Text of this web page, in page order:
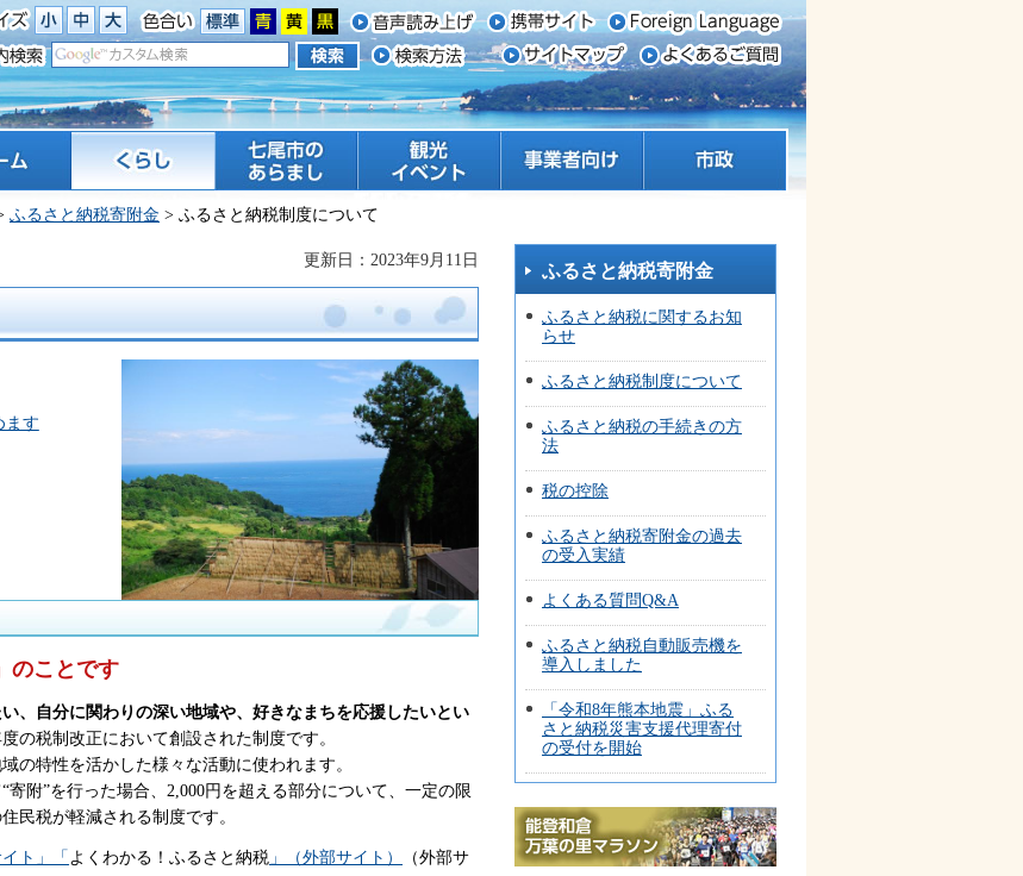
くらし 七尾市のあらまし 観光 イベント
ふるさと納税寄附金 > ふるさと納税制度について
更新日：2023年9月11日
ます
のことです
、自分に関わりの深い地域や、好きなまちを応援したいとい
の税制改正において創設された制度です。
の特性を活かした様々な活動に使われます。
附”を行った場合、2,000円を超える部分について、一定の限
民税が軽減される制度です。
ト」「 よくわかる！ふるさと納税 」（外部サイト）
（外部サ
ふるさと納税寄附金
ふるさと納税に関するお知
らせ
ふるさと納税制度について
ふるさと納税の手続きの方
法
税の控除
ふるさと納税寄附金の過去
の受入実績
よくある質問Q&A
ふるさと納税自動販売機を
導入しました
「令和8年熊本地震」ふる
さと納税災害支援代理寄付
の受付を開始